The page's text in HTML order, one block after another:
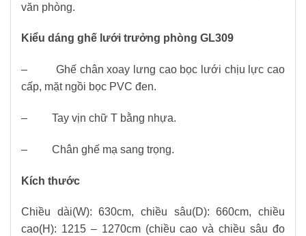
văn phòng.
Kiểu dáng ghế lưới trưởng phòng GL309
– Ghế chân xoay lưng cao bọc lưới chịu lực cao
cấp, mặt ngồi bọc PVC đen.
– Tay vịn chữ T bằng nhựa.
– Chân ghế mạ sang trọng.
Kích thước
Chiều dài(W): 630cm, chiều sâu(D): 660cm, chiều
cao(H): 1215 – 1270cm (chiều cao và chiều sâu đo